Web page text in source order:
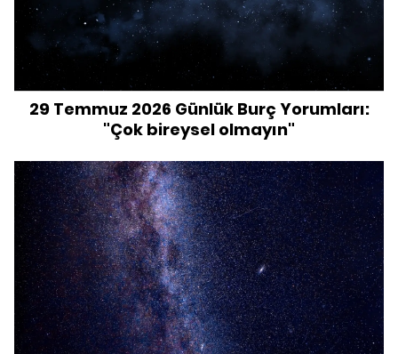
29 Temmuz 2026 Günlük Burç Yorumları:
"Çok bireysel olmayın"